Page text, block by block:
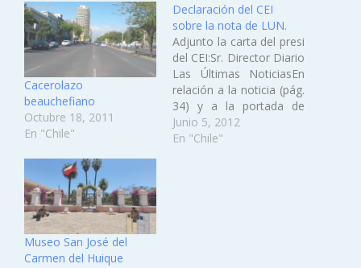
Cacerolazo
beauchefiano
Octubre 18, 2011
En "Chile"
Declaración del CEI
sobre la nota de LUN.
Adjunto la carta del presi
del CEI:Sr. Director Diario
Las Últimas NoticiasEn
relación a la noticia (pág.
34) y a la portada de
vuestro diario el día
martes 5 de junio de
Junio 5, 2012
En "Chile"
Museo San José del
Carmen del Huique